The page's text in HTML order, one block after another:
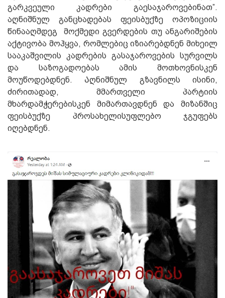
გარკვეული კადრები გაესაჯაროვებინათ”.
აღნიშნულ განცხადებას ფეისბუქზე ოპოზიციის
წინააღმდეგ მოქმედი გვერდების თუ ანგარიშების
აქტივობა მოჰყვა, რომლებიც იზიარებდნენ მიხეილ
სააკაშვილის კადრების გასაჯაროვების სურვილს
და საზოგადოებას ამის მოთხოვნისკენ
მოუწოდებდნენ. Აღნიშნულ გზავნილს ისინი,
ძირითადად, მმართველი პარტიის
მხარდამჭერებისკენ მიმართავდნენ და მიზანშიც
ფეისბუქზე პროსახელისუფლებო ჯგუფებს
იღებდნენ.